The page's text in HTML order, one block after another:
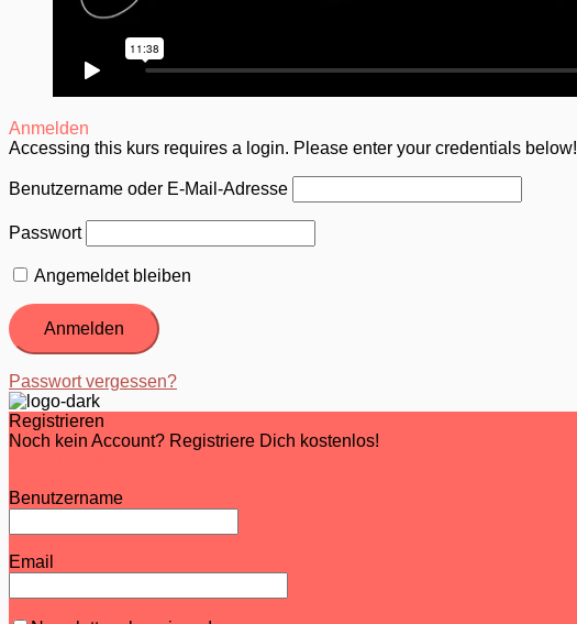
Anmelden
Accessing this kurs requires a login. Please enter your credentials below!
Benutzername oder E-Mail-Adresse
Passwort
Angemeldet bleiben
Passwort vergessen?
Registrieren
Noch kein Account? Registriere Dich kostenlos!
Benutzername
Email